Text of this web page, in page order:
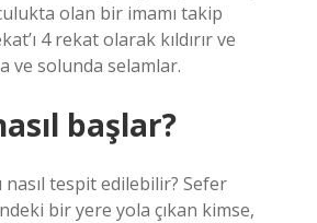
olan bir imamı takip
4 rekat olarak kıldırır ve
ve solunda selamlar.
başlar?
nasıl tespit edilebilir? Sefer
bir yere yola çıkan kimse,